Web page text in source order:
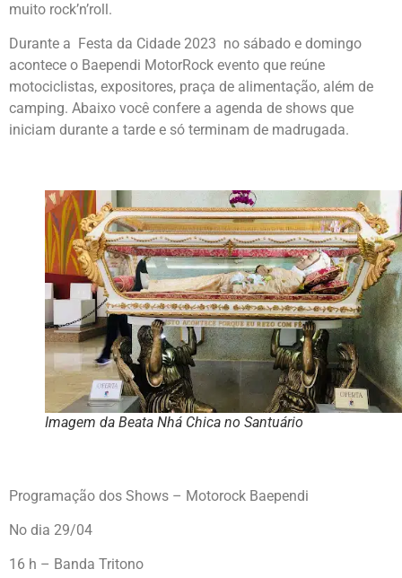
muito rock’n’roll.
Durante a Festa da Cidade 2023 no sábado e domingo
acontece o Baependi MotorRock evento que reúne
motociclistas, expositores, praça de alimentação, além de
camping. Abaixo você confere a agenda de shows que
iniciam durante a tarde e só terminam de madrugada.
Imagem da Beata Nhá Chica no Santuário
Programação dos Shows – Motorock Baependi
No dia 29/04
16 h – Banda Tritono